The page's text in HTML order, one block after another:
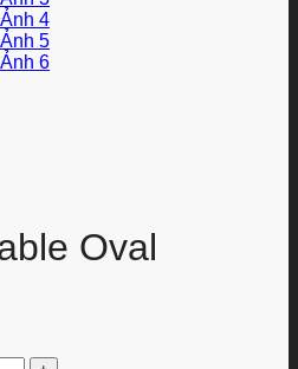
Oval